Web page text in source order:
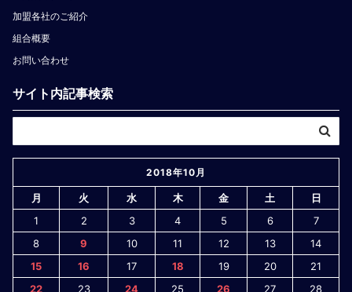
加盟各社のご紹介
組合概要
お問い合わせ
サイト内記事検索
2018年10月
月 火 水 木 金 土
日
1
2 3 4 5 6
7
8
9 10 11 12 13
14
15
16 17 18 19 20
21
22
23 24 25 26 27 28